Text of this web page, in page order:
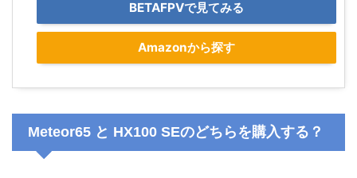
BETAFPVで見てみる
Amazonから探す
Meteor65 と HX100 SEのどちらを購入する？